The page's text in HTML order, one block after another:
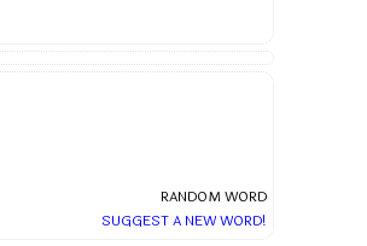
RANDOM WORD
SUGGEST A NEW WORD!